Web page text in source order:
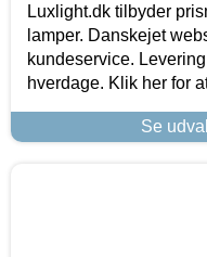
Luxlight.dk tilbyder
lamper. Danskejet
kundeservice.
hverdage. Klik her for
Se